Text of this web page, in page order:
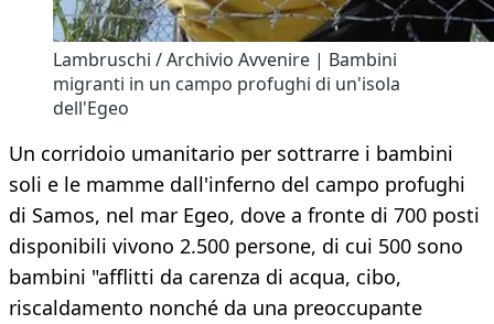
Lambruschi / Archivio Avvenire | Bambini
migranti in un campo profughi di un'isola
dell'Egeo
Un corridoio umanitario per sottrarre i bambini
soli e le mamme dall'inferno del campo profughi
di Samos, nel mar Egeo, dove a fronte di 700 posti
disponibili vivono 2.500 persone, di cui 500 sono
bambini "afflitti da carenza di acqua, cibo,
riscaldamento nonché da una preoccupante